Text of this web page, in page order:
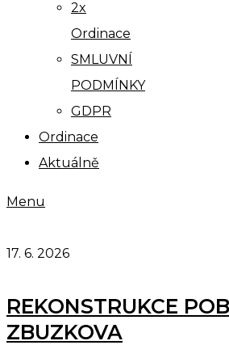
2x
Ordinace
SMLUVNÍ
PODMÍNKY
GDPR
Ordinace
Aktuálně
Menu
17. 6. 2026
REKONSTRUKCE
ZBUZKOVA